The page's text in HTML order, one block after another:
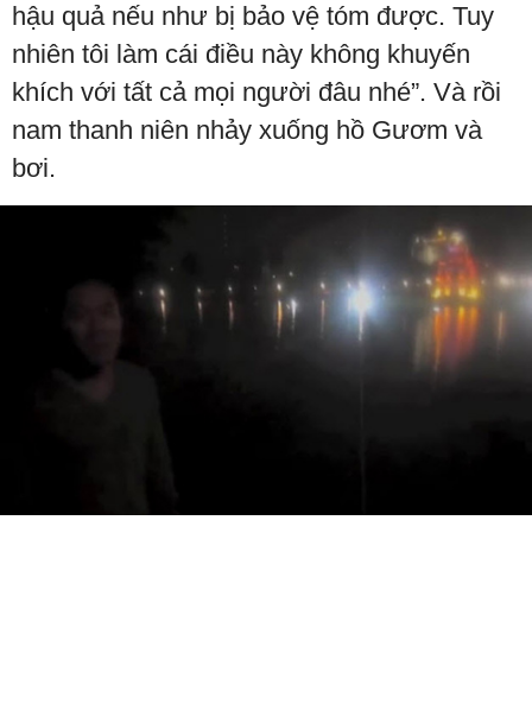
hậu quả nếu như bị bảo vệ tóm được. Tuy
nhiên tôi làm cái điều này không khuyến
khích với tất cả mọi người đâu nhé”. Và rồi
nam thanh niên nhảy xuống hồ Gươm và
bơi.